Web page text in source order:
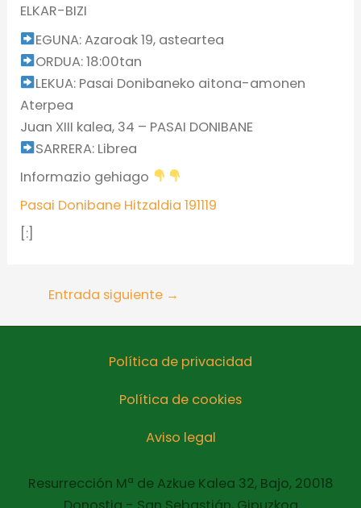
ELKAR-BIZI
EGUNA: Azaroak 19, asteartea
ORDUA: 18:00tan
LEKUA: Pasai Donibaneko aitona-amonen
Aterpea
Juan XIII kalea, 34 – PASAI DONIBANE
SARRERA: Librea
Informazio gehiago
Pasai Donibane Hitzaldia 191119
[:]
Entrada siguiente →
Política de privacidad
Política de cookies
Aviso legal
Resurrección Mª de Azkue Kalea 32, Bajo, 20018